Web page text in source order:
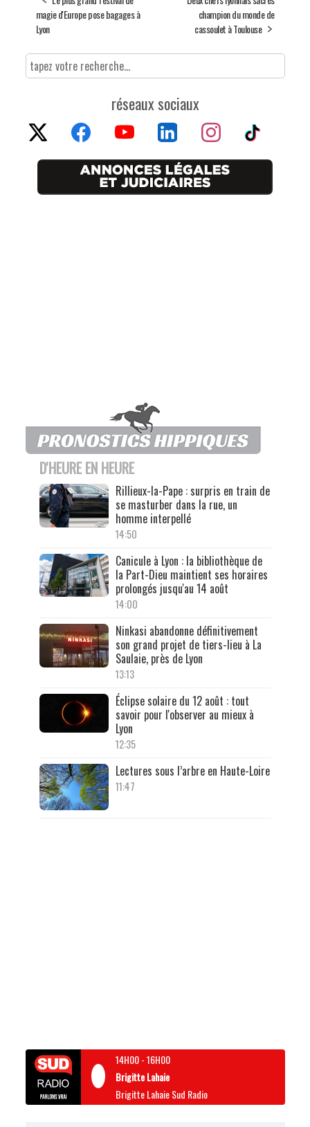
magie d'Europe pose bagages à
Lyon
champion du monde de
cassoulet à Toulouse
réseaux sociaux
D'HEURE EN HEURE
Rillieux-la-Pape : surpris en train de
se masturber dans la rue, un
homme interpellé
14:50
Canicule à Lyon : la bibliothèque de
la Part-Dieu maintient ses horaires
prolongés jusqu'au 14 août
14:00
Ninkasi abandonne définitivement
son grand projet de tiers-lieu à La
Saulaie, près de Lyon
13:13
Éclipse solaire du 12 août : tout
savoir pour l'observer au mieux à
Lyon
12:35
Lectures sous l’arbre en Haute-Loire
11:47
14H00-16H00
Brigitte Lahaie
Brigitte Lahaie Sud Radio